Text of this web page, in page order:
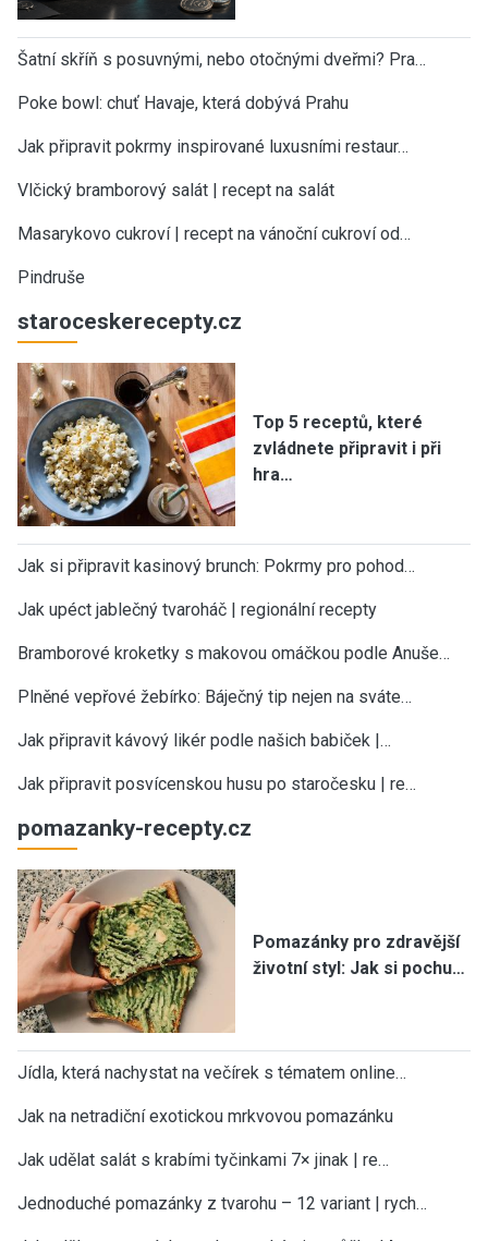
Šatní skříň s posuvnými, nebo otočnými dveřmi? Pra…
Poke bowl: chuť Havaje, která dobývá Prahu
Jak připravit pokrmy inspirované luxusními restaur…
Vlčický bramborový salát | recept na salát
Masarykovo cukroví | recept na vánoční cukroví od…
Pindruše
staroceskerecepty.cz
Top 5 receptů, které
zvládnete připravit i při
hra…
Jak si připravit kasinový brunch: Pokrmy pro pohod…
Jak upéct jablečný tvaroháč | regionální recepty
Bramborové kroketky s makovou omáčkou podle Anuše…
Plněné vepřové žebírko: Báječný tip nejen na sváte…
Jak připravit kávový likér podle našich babiček |…
Jak připravit posvícenskou husu po staročesku | re…
pomazanky-recepty.cz
Pomazánky pro zdravější
životní styl: Jak si pochu…
Jídla, která nachystat na večírek s tématem online…
Jak na netradiční exotickou mrkvovou pomazánku
Jak udělat salát s krabími tyčinkami 7× jinak | re…
Jednoduché pomazánky z tvarohu – 12 variant | rych…